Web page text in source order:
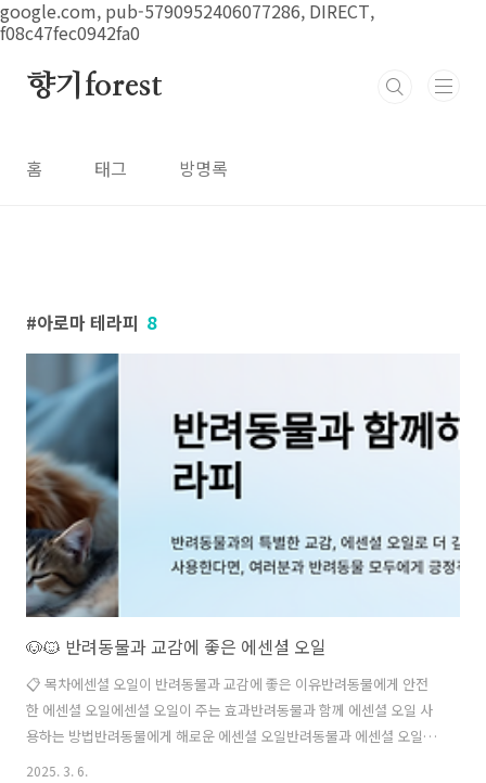
google.com, pub-5790952406077286, DIRECT,
f08c47fec0942fa0
본문 바로가기
향기forest
홈 태그 방명록
아로마 테라피 8
🐶🐱 반려동물과 교감에 좋은 에센셜 오일
📋 목차에센셜 오일이 반려동물과 교감에 좋은 이유반려동물에게 안전
한 에센셜 오일에센셜 오일이 주는 효과반려동물과 함께 에센셜 오일 사
용하는 방법반려동물에게 해로운 에센셜 오일반려동물과 에센셜 오일
사용 시 주의사항FAQ에센셜 오일은 향을 통해 심신을 안정시키고 스트
2025. 3. 6.